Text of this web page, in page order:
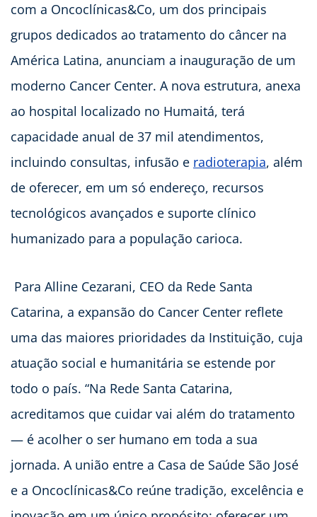
com a Oncoclínicas&Co, um dos principais
grupos dedicados ao tratamento do câncer na
América Latina, anunciam a inauguração de um
moderno Cancer Center. A nova estrutura, anexa
ao hospital localizado no Humaitá, terá
capacidade anual de 37 mil atendimentos,
incluindo consultas, infusão e radioterapia, além
de oferecer, em um só endereço, recursos
tecnológicos avançados e suporte clínico
humanizado para a população carioca.
Para Alline Cezarani, CEO da Rede Santa
Catarina, a expansão do Cancer Center reflete
uma das maiores prioridades da Instituição, cuja
atuação social e humanitária se estende por
todo o país. “Na Rede Santa Catarina,
acreditamos que cuidar vai além do tratamento
— é acolher o ser humano em toda a sua
jornada. A união entre a Casa de Saúde São José
e a Oncoclínicas&Co reúne tradição, excelência e